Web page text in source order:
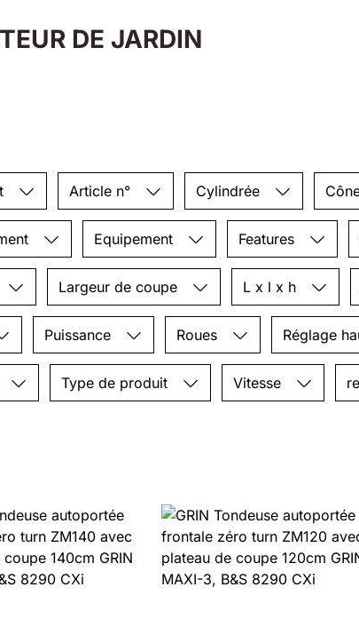
DE JARDIN
Article n° Cylindrée
Equipement Features
Largeur de coupe L x l x h
Puissance Roues Réglage
Type de produit Vitesse